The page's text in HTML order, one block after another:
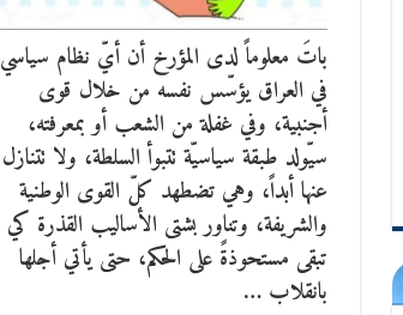
باتَ معلوماً لدى المؤرخ أن أيّ نظام سياسي
في العراق يؤسّس نفسه من خلال قوى
أجنبية، وفي غفلة من الشعب أو بمعرفته،
سيّولد طبقة سياسيّة تتبوأ السلطة، ولا تتنازل
عنها أبداً، وهي تضطهد كلّ القوى الوطنية
والشريفة، وتناور بشتى الأساليب القذرة كي
تبقى مستحوذةً على الحكم، حتى يأتي أجلها
بانقلاب …